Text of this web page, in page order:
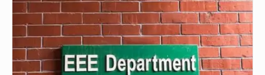
Electornics
Engineering(EEE),
IUT